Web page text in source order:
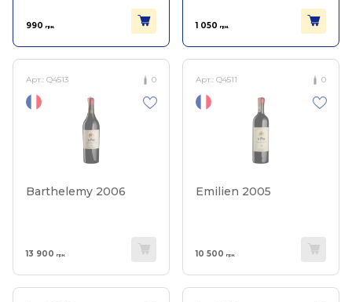
990 грн. 1 050 грн.
Арт.: Q4513 0
Barthelemy 2006
13 900 грн.
Арт.: Q4511 0
Emilien 2005
10 500 грн.